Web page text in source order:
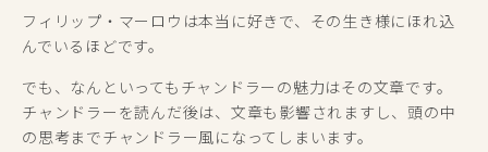
フィリップ・マーロウは本当に好きで、その生き様にほれ込
んでいるほどです。
でも、なんといってもチャンドラーの魅力はその文章です。
チャンドラーを読んだ後は、文章も影響されますし、頭の中
の思考までチャンドラー風になってしまいます。